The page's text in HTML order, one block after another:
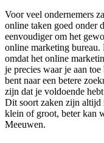
Voor veel ondernemers
online taken goed onder
eenvoudiger om het
online marketing bureau.
omdat het online
je precies waar je aan
bent naar een betere
zijn dat je voldoende
Dit soort zaken zijn altijd
klein of groot, beter kan
Meeuwen.